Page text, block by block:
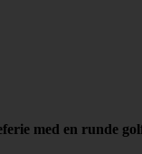
med en runde